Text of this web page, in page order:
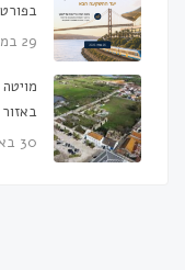
29 במאי 2026
30 באפריל 2026